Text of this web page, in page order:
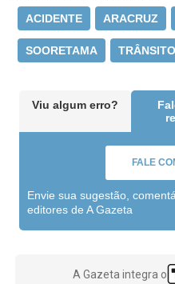
ACIDENTE ARACRUZ
SOORETAMA TRÂNSITO
Viu algum erro?
FALE
Envie sua sugestão,
editores de A Gazeta
A Gazeta integra o